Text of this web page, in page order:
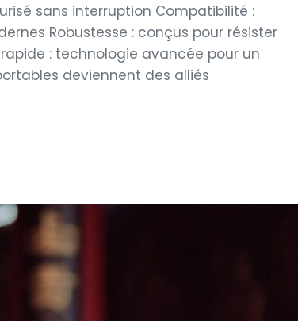
sans interruption Compatibilité :
Robustesse : conçus pour résister
: technologie avancée pour un
deviennent des alliés